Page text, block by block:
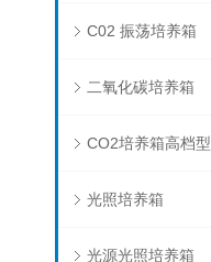
C02 振荡培养箱
二氧化碳培养箱
CO2培养箱高档型
光照培养箱
光源光照培养箱